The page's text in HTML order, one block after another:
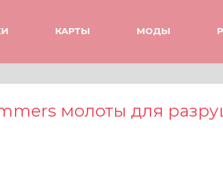
КАРТЫ МОДЫ
молоты для